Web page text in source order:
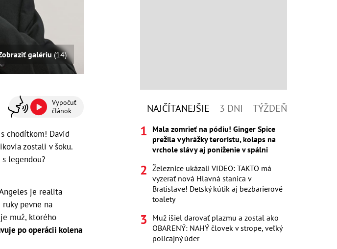
galériu (14)
Vypočuť
článok
chodítkom! David
zostali v šoku.
legendou?
je realita
pevne na
muž, ktorého
po operácii kolena
NAJČÍTANEJŠIE 3 DNI TÝŽDEŇ
Mala zomrieť na pódiu! Ginger Spice
prežila vyhrážky teroristu, kolaps na
vrchole slávy aj poníženie v spálni
Železnice ukázali VIDEO: TAKTO má
vyzerať nová Hlavná stanica v
Bratislave! Detský kútik aj bezbarierové
toalety
Muž išiel darovať plazmu a zostal ako
OBARENÝ: NAHÝ človek v strope, veľký
policajný úder